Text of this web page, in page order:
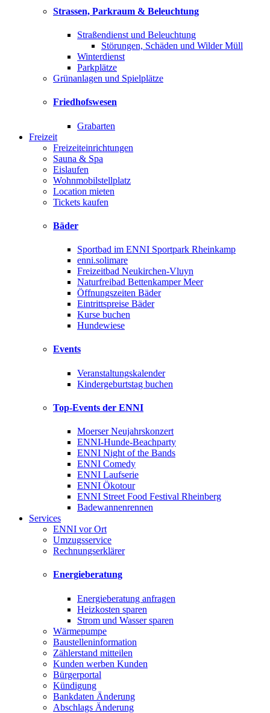
Strassen, Parkraum & Beleuchtung
Straßendienst und Beleuchtung
Störungen, Schäden und Wilder Müll
Winterdienst
Parkplätze
Grünanlagen und Spielplätze
Friedhofswesen
Grabarten
Freizeit
Freizeiteinrichtungen
Sauna & Spa
Eislaufen
Wohnmobilstellplatz
Location mieten
Tickets kaufen
Bäder
Sportbad im ENNI Sportpark Rheinkamp
enni.solimare
Freizeitbad Neukirchen-Vluyn
Naturfreibad Bettenkamper Meer
Öffnungszeiten Bäder
Eintrittspreise Bäder
Kurse buchen
Hundewiese
Events
Veranstaltungskalender
Kindergeburtstag buchen
Top-Events der ENNI
Moerser Neujahrskonzert
ENNI-Hunde-Beachparty
ENNI Night of the Bands
ENNI Comedy
ENNI Laufserie
ENNI Ökotour
ENNI Street Food Festival Rheinberg
Badewannenrennen
Services
ENNI vor Ort
Umzugsservice
Rechnungserklärer
Energieberatung
Energieberatung anfragen
Heizkosten sparen
Strom und Wasser sparen
Wärmepumpe
Baustelleninformation
Zählerstand mitteilen
Kunden werben Kunden
Bürgerportal
Kündigung
Bankdaten Änderung
Abschlags Änderung